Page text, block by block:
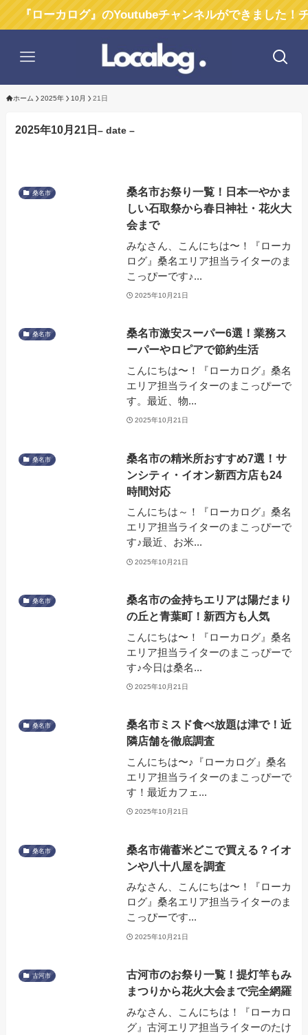
ローカログ』のYoutubeチャンネルができました！チャ
ホーム 2025年 10月 21日
2025年10月21日– date –
桑名市
桑名市お祭り一覧！日本一やかま
しい石取祭から春日神社・花火大
会まで
みなさん、こんにちは〜！『ローカ
ログ』桑名エリア担当ライターのま
こっぴーです♪...
2025年10月21日
桑名市
桑名市激安スーパー6選！業務ス
ーパーやロピアで節約生活
こんにちは〜！『ローカログ』桑名
エリア担当ライターのまこっぴーで
す。最近、物...
2025年10月21日
桑名市
桑名市の精米所おすすめ7選！サ
ンシティ・イオン新西方店も24
時間対応
こんにちは～！『ローカログ』桑名
エリア担当ライターのまこっぴーで
す♪最近、お米...
2025年10月21日
桑名市
桑名市の金持ちエリアは陽だまり
の丘と青葉町！新西方も人気
こんにちは〜！『ローカログ』桑名
エリア担当ライターのまこっぴーで
す♪今日は桑名...
2025年10月21日
桑名市
桑名市ミスド食べ放題は津で！近
隣店舗を徹底調査
こんにちは〜♪『ローカログ』桑名
エリア担当ライターのまこっぴーで
す！最近カフェ...
2025年10月21日
桑名市
桑名市備蓄米どこで買える？イオ
ンや八十八屋を調査
みなさん、こんにちは〜！『ローカ
ログ』桑名エリア担当ライターのま
こっぴーです...
2025年10月21日
古河市
古河市のお祭り一覧！提灯竿もみ
まつりから花火大会まで完全網羅
みなさん、こんにちは！『ローカロ
グ』古河エリア担当ライターのたけ